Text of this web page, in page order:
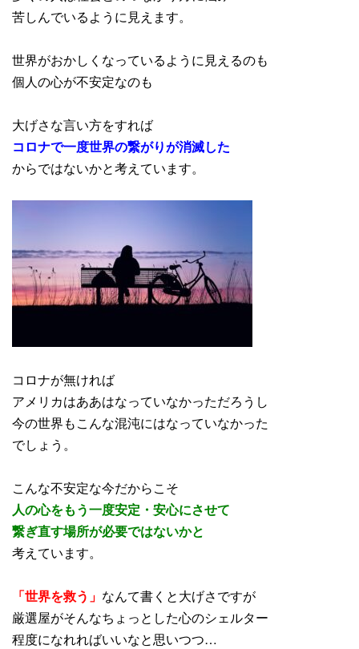
苦しんでいるように見えます。
世界がおかしくなっているように見えるのも
個人の心が不安定なのも
大げさな言い方をすれば
コロナで一度世界の繋がりが消滅した
からではないかと考えています。
コロナが無ければ
アメリカはああはなっていなかっただろうし
今の世界もこんな混沌にはなっていなかった
でしょう。
こんな不安定な今だからこそ
人の心をもう一度安定・安心にさせて
繋ぎ直す場所が必要ではないかと
考えています。
「世界を救う」 なんて書くと大げさですが
厳選屋がそんなちょっとした心のシェルター
程度になれればいいなと思いつつ…